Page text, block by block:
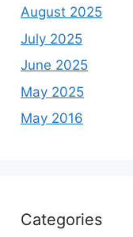
August 2025
July 2025
June 2025
May 2025
May 2016
Categories